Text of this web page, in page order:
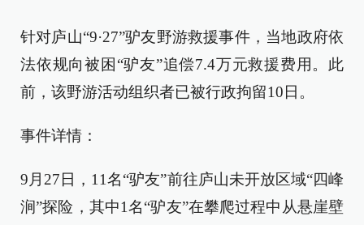
针对庐山“9·27”驴友野游救援事件，当地政府依
法依规向被困“驴友”追偿7.4万元救援费用。此
前，该野游活动组织者已被行政拘留10日。
事件详情：
9月27日，11名“驴友”前往庐山未开放区域“四峰
涧”探险，其中1名“驴友”在攀爬过程中从悬崖壁